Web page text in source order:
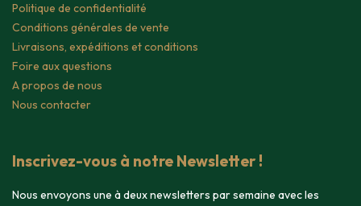
Politique de confidentialité
Conditions générales de vente
Livraisons, expéditions et conditions
Foire aux questions
A propos de nous
Nous contacter
Inscrivez-vous à notre Newsletter !
Nous envoyons une à deux newsletters par semaine avec les